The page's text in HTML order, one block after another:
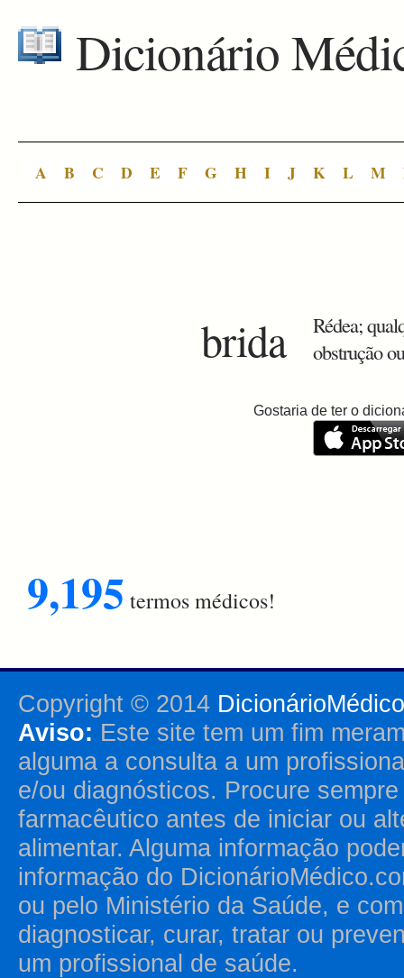
Dicionário
A B C D E F G H I J K L M
brida
Rédea;
obstrução
Gostaria de ter o
9,195 termos médicos!
Copyright © 2014
Aviso: Este site tem um fim
alguma a consulta a um
e/ou diagnósticos. Procure
farmacêutico antes de iniciar ou
alimentar. Alguma informação
informação do
ou pelo Ministério da Saúde, e
diagnosticar, curar, tratar ou
um profissional de saúde.